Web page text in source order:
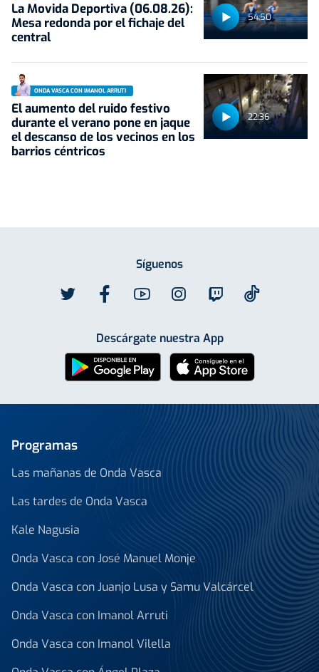
54:50
La Movida Deportiva (06.08.26):
Mesa redonda por el fichaje del
central
22:36
ONDA VASCA CON IMANOL ARRUTI
El aumento del ruido festivo
durante el verano pone en jaque
el descanso de los vecinos en los
barrios céntricos
Síguenos
Descárgate nuestra App
Programas
Las mañanas de Onda Vasca
Las tardes de Onda Vasca
Kale Nagusia
Onda Vasca con José Manuel Monje
Onda Vasca con Juanjo Lusa y Samu Valcárcel
Onda Vasca con Imanol Arruti
Onda Vasca con Imanol Vilella